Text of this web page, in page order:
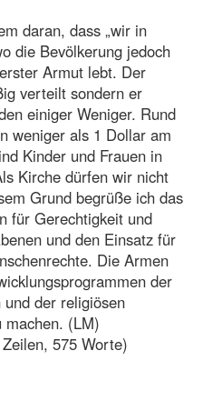
daran, dass „wir in
die Bevölkerung jedoch
Armut lebt. Der
verteilt sondern er
einiger Weniger. Rund
weniger als 1 Dollar am
Kinder und Frauen in
Kirche dürfen wir nicht
Grund begrüße ich das
für Gerechtigkeit und
und den Einsatz für
Die Armen
der
der religiösen
machen. (LM)
575 Worte)